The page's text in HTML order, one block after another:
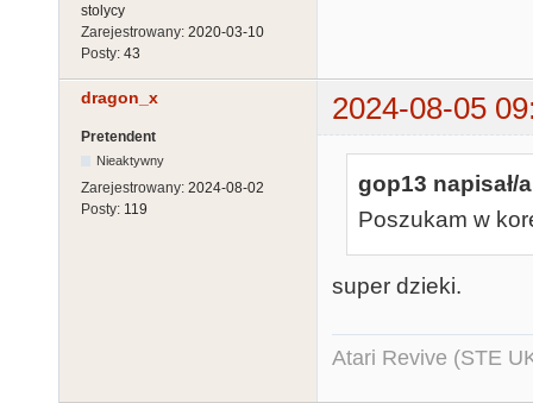
stolycy
Zarejestrowany: 2020-03-10
Posty: 43
dragon_x 2024-08-05
Pretendent
Nieaktywny
Zarejestrowany: 2024-08-02
Posty: 119
gop13 napisał/
Poszukam w
super dzieki.
Atari Revive (STE